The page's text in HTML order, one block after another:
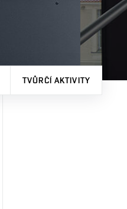
TVŮRČÍ AKTIVITY